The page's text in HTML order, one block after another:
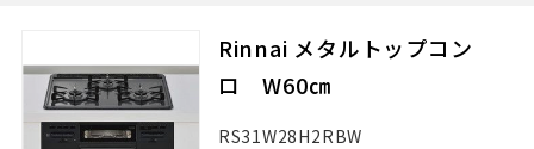
Rinnai メタルトップコン
ロ W60㎝
RS31W28H2RBW